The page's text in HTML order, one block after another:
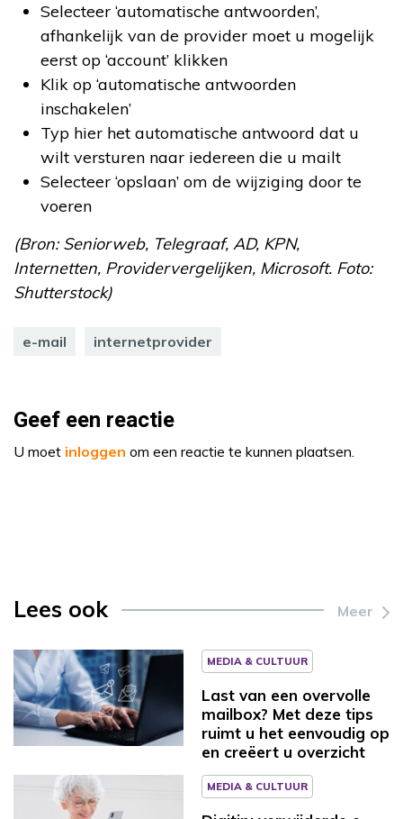
Selecteer ‘automatische antwoorden’,
afhankelijk van de provider moet u mogelijk
eerst op ‘account’ klikken
Klik op ‘automatische antwoorden
inschakelen’
Typ hier het automatische antwoord dat u
wilt versturen naar iedereen die u mailt
Selecteer ‘opslaan’ om de wijziging door te
voeren
(Bron: Seniorweb, Telegraaf, AD, KPN,
Internetten, Providervergelijken, Microsoft. Foto:
Shutterstock)
e-mail internetprovider
Geef een reactie
U moet inloggen om een reactie te kunnen plaatsen.
Lees ook Meer
MEDIA & CULTUUR
Last van een overvolle
mailbox? Met deze tips
ruimt u het eenvoudig op
en creëert u overzicht
MEDIA & CULTUUR